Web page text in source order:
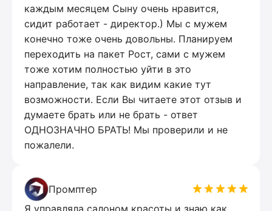
каждым месяцем Сыну очень нравится,
сидит работает - директор.) Мы с мужем
конечно тоже очень довольны. Планируем
переходить на пакет Рост, сами с мужем
тоже хотим полностью уйти в это
направление, так как видим какие тут
возможности. Если Вы читаете этот отзыв и
думаете брать или не брать - ответ
ОДНОЗНАЧНО БРАТЬ! Мы проверили и не
пожалели.
Промптер
Я управляла салоном красоты и знаю как